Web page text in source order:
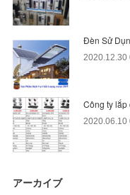
Đèn Sử
2020.12.30
Công ty lắp
2020.06.10
アーカイブ